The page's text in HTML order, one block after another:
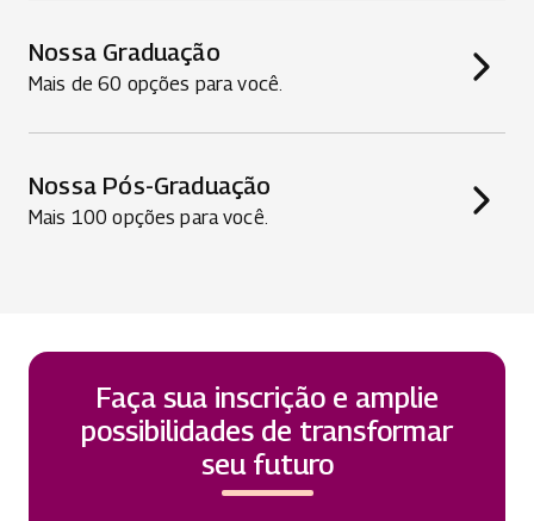
Nossa Graduação
Mais de 60 opções para você.
Nossa Pós-Graduação
Mais 100 opções para você.
Faça sua inscrição e amplie
possibilidades de transformar
seu futuro